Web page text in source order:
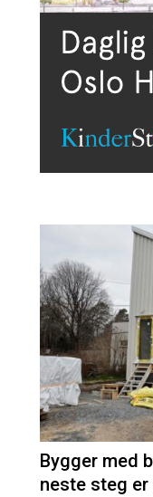
Bygger med
neste steg